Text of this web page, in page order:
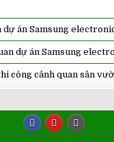
dự án Samsung
dự án Samsung
công cảnh quan sân